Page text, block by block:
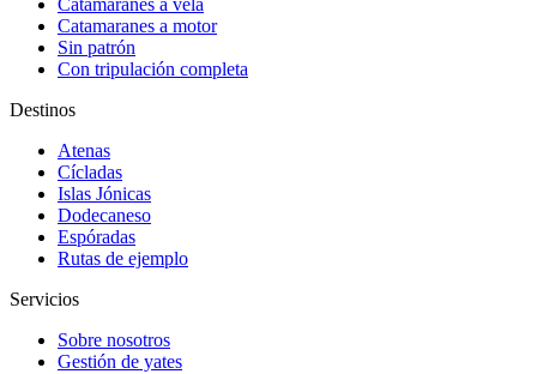
Catamaranes a vela
Catamaranes a motor
Sin patrón
Con tripulación completa
Destinos
Atenas
Cícladas
Islas Jónicas
Dodecaneso
Espóradas
Rutas de ejemplo
Servicios
Sobre nosotros
Gestión de yates